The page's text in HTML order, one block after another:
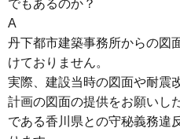
でもあるのか？
A
丹下都市建築事務所からの図
けておりません。
実際、建設当時の図面や耐震
計画の図面の提供をお願いし
である香川県との守秘義務違